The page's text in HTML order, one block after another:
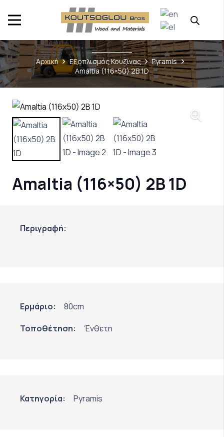
Αρχική Εξοπλισμός Κουζίνας
Pyramis
Amaltia (116×50) 2B 1D
Amaltia (116×50) 2B 1D
Περιγραφή:
Ερμάριο:
80cm
Τοποθέτηση:
Ένθετη
Κατηγορία: Pyramis